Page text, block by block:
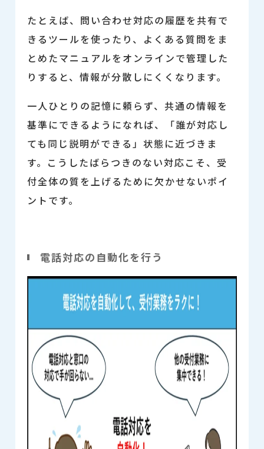
たとえば、問い合わせ対応の履歴を共有で
きるツールを使ったり、よくある質問をま
とめたマニュアルをオンラインで管理した
りすると、情報が分散しにくくなります。
一人ひとりの記憶に頼らず、共通の情報を
基準にできるようになれば、「誰が対応し
ても同じ説明ができる」状態に近づきま
す。こうしたばらつきのない対応こそ、受
付全体の質を上げるために欠かせないポイ
ントです。
電話対応の自動化を行う